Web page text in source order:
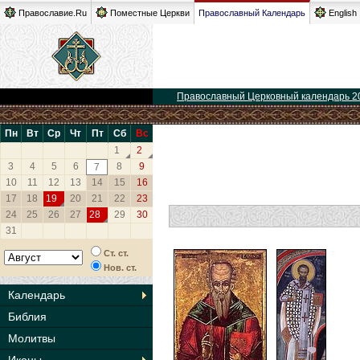
Православие.Ru Поместные Церкви Православный Календарь English
Православный Церковный календарь
Пн Вт Ср Чт Пт Сб
Вс
1
2
3
4 5 6 7 8
9
10
11 12 13 14 15
16
17
18 19 20 21 22
23
24
25 26 27 28 29
30
31
Ст. ст.
Нов. ст.
Календарь
Библия
Молитвы